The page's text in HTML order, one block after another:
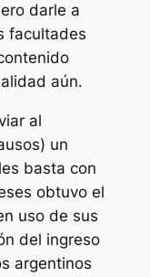
darle a
facultades
aún.
al
un
basta con
obtuvo el
uso de sus
del ingreso
argentinos